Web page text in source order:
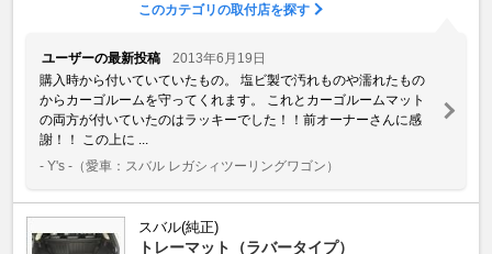
このカテゴリの取付店を探す
ユーザーの最新投稿
2013年6月19日
購入時から付いていていたもの。 塩ビ製で汚れものや濡れたもの
からカーゴルームを守ってくれます。 これとカーゴルームマット
の両方が付いていたのはラッキーでした！！前オーナーさんに感
謝！！ この上に ...
- Y's - （愛車：スバル レガシィツーリングワゴン）
スバル(純正)
トレーマット（ラバータイプ）